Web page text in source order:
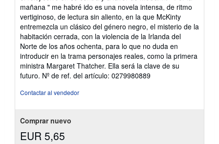
mañana " me habré ido es una novela intensa, de ritmo
vertiginoso, de lectura sin aliento, en la que McKinty
entremezcla un clásico del género negro, el misterio de la
habitación cerrada, con la violencia de la Irlanda del
Norte de los años ochenta, para lo que no duda en
introducir en la trama personajes reales, como la primera
ministra Margaret Thatcher. Ella será la clave de su
futuro. Nº de ref. del artículo: 0279980889
Contactar al vendedor
Comprar nuevo
EUR 5,65